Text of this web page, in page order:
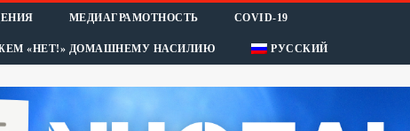
МЕДИАГРАМОТНОСТЬ COVID-19
«НЕТ!» ДОМАШНЕМУ НАСИЛИЮ РУССКИЙ